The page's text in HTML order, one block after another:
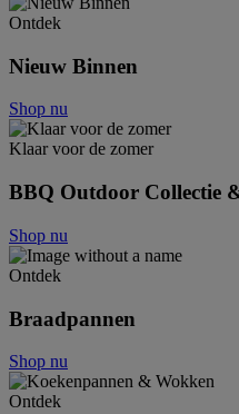
Ontdek
Nieuw Binnen
Shop nu
Klaar voor de zomer
BBQ Outdoor Collectie
Shop nu
Ontdek
Braadpannen
Shop nu
Ontdek